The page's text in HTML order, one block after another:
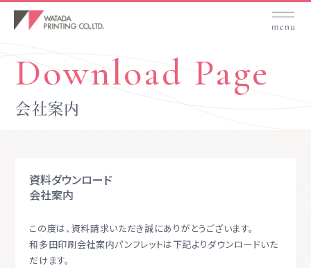
Download Page
会社案内
資料ダウンロード
会社案内
この度は、資料請求いただき誠にありがとうございます。
和多田印刷会社案内パンフレットは下記よりダウンロードいた
だけます。